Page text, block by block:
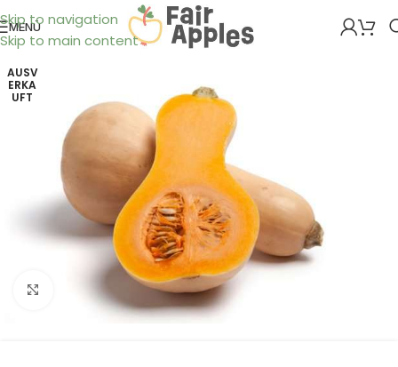
Skip to navigation
Skip to main content
MENÜ
AUSV
ERKA
UFT
Klick zum Vergrößern